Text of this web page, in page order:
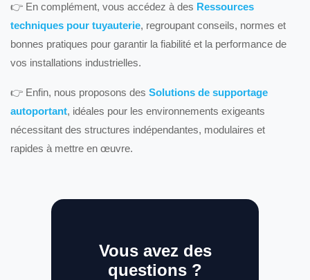
👉 En complément, vous accédez à des Ressources
techniques pour tuyauterie, regroupant conseils, normes et
bonnes pratiques pour garantir la fiabilité et la performance de
vos installations industrielles.
👉 Enfin, nous proposons des Solutions de supportage
autoportant, idéales pour les environnements exigeants
nécessitant des structures indépendantes, modulaires et
rapides à mettre en œuvre.
Vous avez des
questions ?